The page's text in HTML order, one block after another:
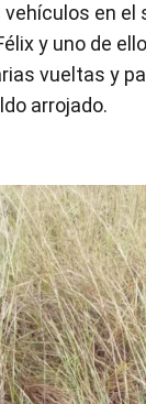
en el
y uno de
vueltas y
arrojado.